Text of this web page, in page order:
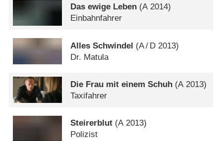
Das ewige Leben (A2014)
Einbahnfahrer
Alles Schwindel (A/ D 2013)
Dr. Matula
Die Frau mit einem Schuh (A 2013)
Taxifahrer
Steirerblut (A2013)
Polizist